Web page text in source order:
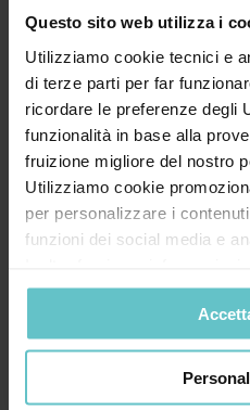
Questo sito web utilizza i
Utilizziamo cookie tecnici e
di terze parti per far
ricordare le preferenze degli
funzionalità in base alla
fruizione migliore del nostro
Utilizziamo cookie
per personalizzare i
funzioni dei social media e
nostro sito ai nostri partner
dati web, pubblicità e social
combinarle con altre
che hanno raccolto in base
Desidero inoltre
Agevola Srl sulla finanza
al trattamento secondo
nell'Informativa privacy